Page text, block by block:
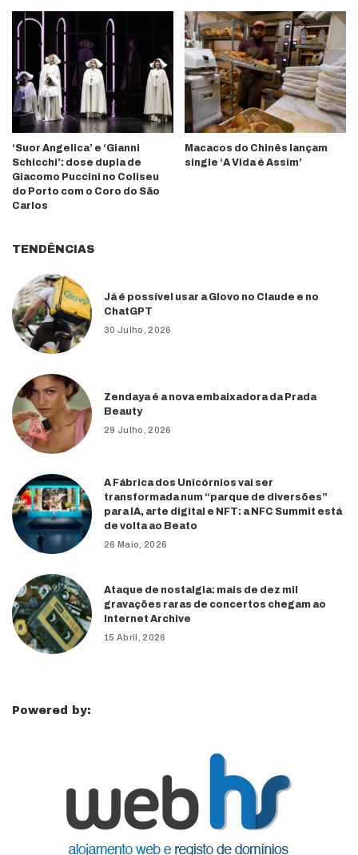
‘Suor Angelica’ e ‘Gianni
Schicchi’: dose dupla de
Giacomo Puccini no Coliseu
do Porto com o Coro do São
Carlos
Macacos do Chinês lançam
single ‘A Vida é Assim’
TENDÊNCIAS
Já é possível usar a Glovo no Claude e no
ChatGPT
30 Julho, 2026
Zendaya é a nova embaixadora da Prada
Beauty
29 Julho, 2026
A Fábrica dos Unicórnios vai ser
transformada num “parque de diversões”
para IA, arte digital e NFT: a NFC Summit está
de volta ao Beato
26 Maio, 2026
Ataque de nostalgia: mais de dez mil
gravações raras de concertos chegam ao
Internet Archive
15 Abril, 2026
Powered by: